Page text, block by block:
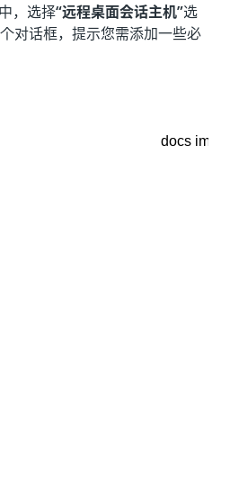
，选择“远程桌面会话主机”选
对话框，提示您需添加一些必